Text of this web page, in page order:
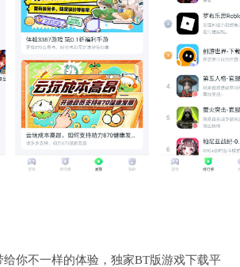
你不一样的体验，独家BT版游戏下载平